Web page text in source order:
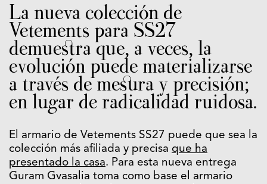
La nueva colección de
Vetements para SS27
demuestra que, a veces, la
evolución puede materializarse
a través de mesura y precisión;
en lugar de radicalidad ruidosa.
El armario de Vetements SS27 puede que sea la
colección más afiliada y precisa que ha
presentado la casa. Para esta nueva entrega
Guram Gvasalia toma como base el armario